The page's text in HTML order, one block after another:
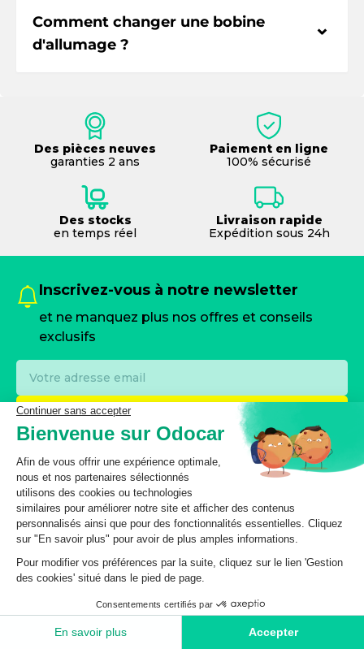
Comment changer une bobine
d'allumage ?
⌃
Des pièces neuves
garanties 2 ans
Paiement en ligne
100% sécurisé
Des stocks
en temps réel
Livraison rapide
Expédition sous 24h
Inscrivez-vous à notre newsletter
et ne manquez plus nos offres et conseils
exclusifs
S’inscrire à la newsletter
En inscrivant votre email, vous consentez à recevoir les
offres spéciales et communications d’odocar par email.
Vous pouvez vous désabonner à tout moment. Veuillez
consulter notre Politique de protection des données
personnelles